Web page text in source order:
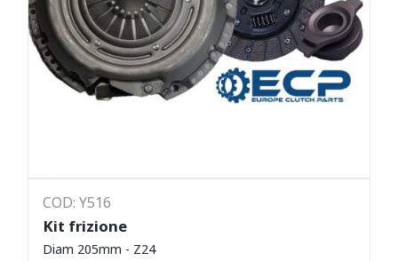
COD: Y516
Kit frizione
Diam 205mm - Z24